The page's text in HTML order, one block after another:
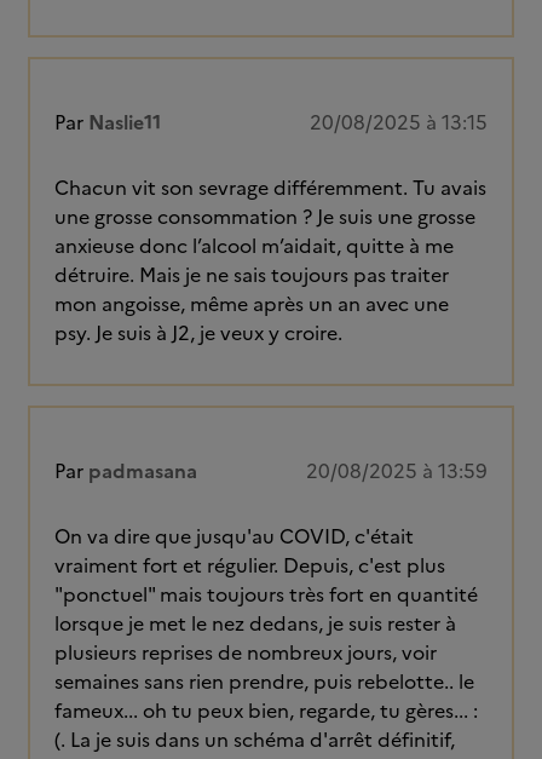
Par Naslie11 20/08/2025 à 13:15
Chacun vit son sevrage différemment. Tu avais
une grosse consommation ? Je suis une grosse
anxieuse donc l’alcool m’aidait, quitte à me
détruire. Mais je ne sais toujours pas traiter
mon angoisse, même après un an avec une
psy. Je suis à J2, je veux y croire.
Par padmasana 20/08/2025 à 13:59
On va dire que jusqu'au COVID, c'était
vraiment fort et régulier. Depuis, c'est plus
"ponctuel" mais toujours très fort en quantité
lorsque je met le nez dedans, je suis rester à
plusieurs reprises de nombreux jours, voir
semaines sans rien prendre, puis rebelotte.. le
fameux... oh tu peux bien, regarde, tu gères... :
(. La je suis dans un schéma d'arrêt définitif,